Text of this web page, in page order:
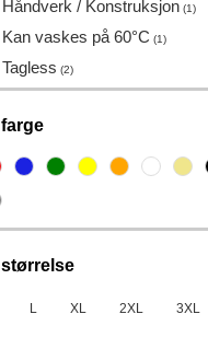
Håndverk / Konstruksjon (1)
Kan vaskes på 60°C (1)
Tagless (2)
farge
størrelse
L XL 2XL 3XL